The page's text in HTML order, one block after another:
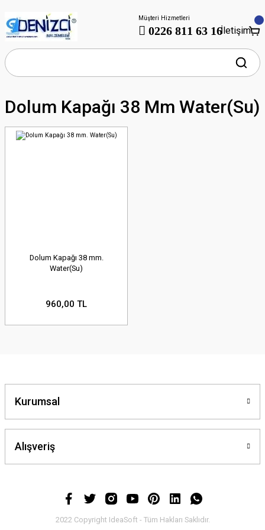
Müşteri Hizmetleri
0226 811 63 16İletişim
Dolum Kapağı 38 Mm Water(su)
Dolum Kapağı 38 mm.
Water(Su)
960,00 TL
Kurumsal
Alışveriş
2022 Copyright IdeaSoft - Tüm Hakları Saklıdır.